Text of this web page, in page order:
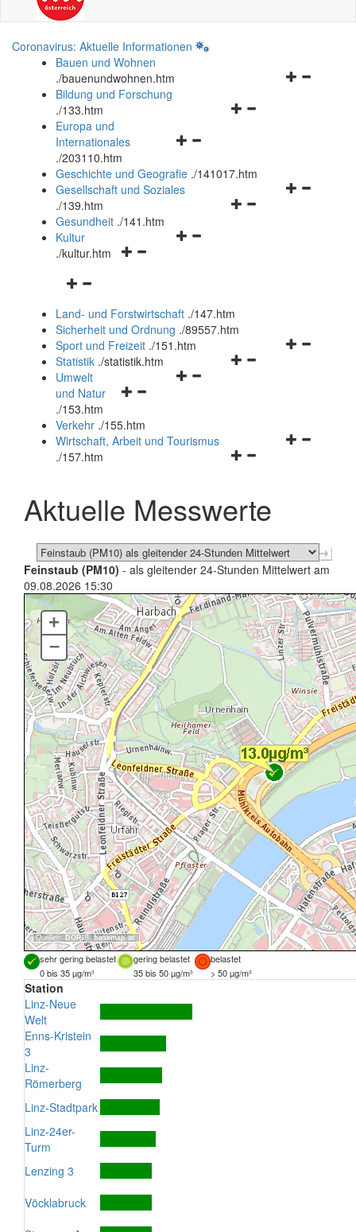
Coronavirus: Aktuelle Informationen
Bauen und Wohnen
./bauenundwohnen.htm
Navigationsmenü
Bildung und Forschung
./133.htm
Navigationsmenü
und
schließen
Europa und
Internationales
./203110.htm
Geschichte und Geografie ./141017.htm
Navigationsmenü
Gesellschaft und Soziales
./139.htm
Navigationsmenü
Gesundheit ./141.htm
Navigationsmenü
Kultur
./kultur.htm
Navigationsmenü
und
schließen
Land- und Forstwirtschaft ./147.htm
Sicherheit und Ordnung ./89557.htm
Navigationsmenü
Sport und Freizeit ./151.htm
Navigationsmenü
Statistik ./statistik.htm
Navigationsmenü
und
schließen
Umwelt
und Natur
./153.htm
Verkehr ./155.htm
Navigationsmenü
schließen
Wirtschaft, Arbeit und Tourismus
./157.htm
Aktuelle Messwerte
Feinstaub (PM10) - als gleitender 24-Stunden Mittelwert am
09.08.2026 15:30
Quellen: DORIS,basemap.at
+
–
sehr gering belastet gering belastet
belastet
0 bis 35 µg/m³
35 bis 50 µg/m³ > 50 µg/m³
Station
Linz-Neue
Welt
Enns-Kristein
3
Linz-
Römerberg
Linz-Stadtpark
Linz-24er-
Turm
Lenzing 3
Vöcklabruck